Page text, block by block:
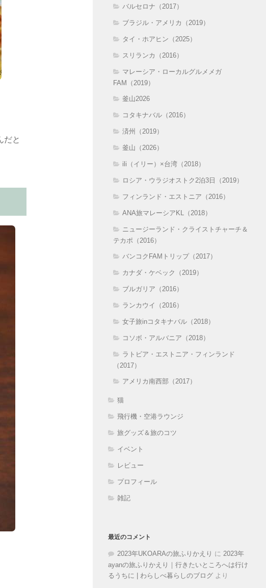
だと
バルセロナ（2017）
ブラジル・アメリカ（2019）
タイ・ホアヒン（2025）
スリランカ（2016）
マレーシア・ローカルグルメメガ
FAM（2019）
釜山2026
コタキナバル（2016）
済州（2019）
釜山（2026）
ili（イリー）×台湾（2018）
ロシア・ウラジオストク2泊3日（2019）
フィンランド・エストニア（2016）
ANA旅マレーシアKL（2018）
ニュージーランド・クライストチャーチ＆
テカポ（2016）
バンコクFAMトリップ（2017）
カナダ・ケベック（2019）
ブルガリア（2016）
ランカウイ（2016）
女子旅inコタキナバル（2018）
コソボ・アルバニア（2018）
ラトビア・エストニア・フィンランド
（2017）
アメリカ南西部（2017）
猫
飛行機・空港ラウンジ
旅グッズ＆旅のコツ
イベント
レビュー
プロフィール
雑記
最近のコメント
2023年UKOARAの旅ふりかえり に 2023年
ayanの旅ふりかえり｜行きたいところへは行け
るうちに | わらしべ暮らしのブログ より